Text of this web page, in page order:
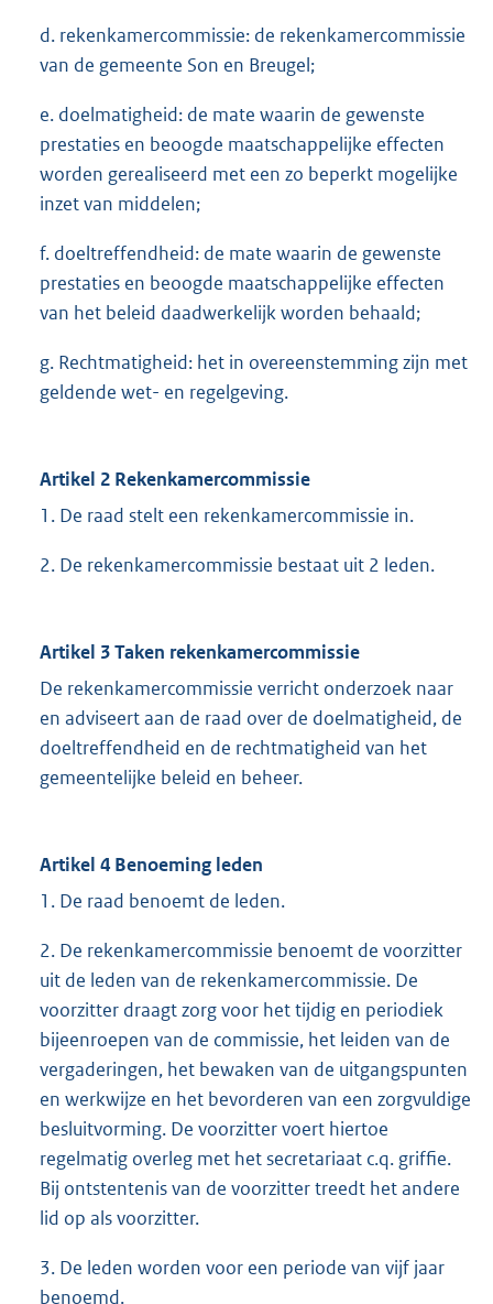
d. rekenkamercommissie: de rekenkamercommissie
van de gemeente Son en Breugel;
e. doelmatigheid: de mate waarin de gewenste
prestaties en beoogde maatschappelijke effecten
worden gerealiseerd met een zo beperkt mogelijke
inzet van middelen;
f. doeltreffendheid: de mate waarin de gewenste
prestaties en beoogde maatschappelijke effecten
van het beleid daadwerkelijk worden behaald;
g. Rechtmatigheid: het in overeenstemming zijn met
geldende wet- en regelgeving.
Artikel 2 Rekenkamercommissie
1. De raad stelt een rekenkamercommissie in.
2. De rekenkamercommissie bestaat uit 2 leden.
Artikel 3 Taken rekenkamercommissie
De rekenkamercommissie verricht onderzoek naar
en adviseert aan de raad over de doelmatigheid, de
doeltreffendheid en de rechtmatigheid van het
gemeentelijke beleid en beheer.
Artikel 4 Benoeming leden
1. De raad benoemt de leden.
2. De rekenkamercommissie benoemt de voorzitter
uit de leden van de rekenkamercommissie. De
voorzitter draagt zorg voor het tijdig en periodiek
bijeenroepen van de commissie, het leiden van de
vergaderingen, het bewaken van de uitgangspunten
en werkwijze en het bevorderen van een zorgvuldige
besluitvorming. De voorzitter voert hiertoe
regelmatig overleg met het secretariaat c.q. griffie.
Bij ontstentenis van de voorzitter treedt het andere
lid op als voorzitter.
3. De leden worden voor een periode van vijf jaar
benoemd.